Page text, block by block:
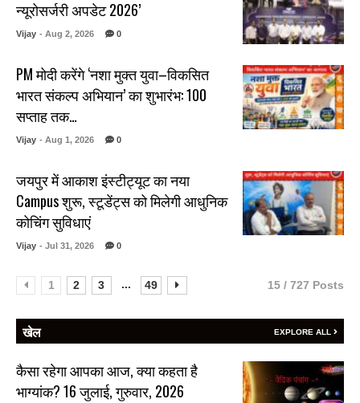
न्यूरोसर्जरी अपडेट 2026’
Vijay - Aug 2, 2026 0
PM मोदी करेंगे ‘नशा मुक्त युवा–विकसित
भारत संकल्प अभियान’ का शुभारंभ: 100
सप्ताह तक…
Vijay - Aug 1, 2026 0
जयपुर में आकाश इंस्टीट्यूट का नया
Campus शुरू, स्टूडेंट्स को मिलेगी आधुनिक
कोचिंग सुविधाएं
Vijay - Jul 31, 2026 0
1 2 3 ... 49 15 / 727 Posts
खेल EXPLORE ALL
कैसा रहेगा आपका आज, क्या कहता है
भाग्यांक? 16 जुलाई, गुरुवार, 2026